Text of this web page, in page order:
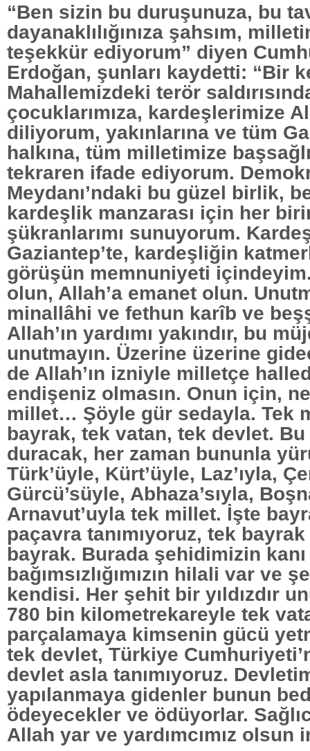
“Ben sizin bu duruşunuza, bu
dayanaklılığınıza şahsım,
teşekkür ediyorum” diyen
Erdoğan, şunları kaydetti: “Bir
Mahallemizdeki terör
çocuklarımıza, kardeşlerimize
diliyorum, yakınlarına ve tüm
halkına, tüm milletimize
tekraren ifade ediyorum.
Meydanı’ndaki bu güzel birlik,
kardeşlik manzarası için her
şükranlarımı sunuyorum.
Gaziantep’te, kardeşliğin
görüşün memnuniyeti
olun, Allah’a emanet olun.
minallâhi ve fethun karîb ve
Allah’ın yardımı yakındır, bu
unutmayın. Üzerine üzerine
de Allah’ın izniyle milletçe
endişeniz olmasın. Onun için,
millet… Şöyle gür sedayla. Tek
bayrak, tek vatan, tek devlet.
duracak, her zaman bununla
Türk’üyle, Kürt’üyle, Laz’ıyla,
Gürcü’süyle, Abhaza’sıyla,
Arnavut’uyla tek millet. İşte
paçavra tanımıyoruz, tek
bayrak. Burada şehidimizin
bağımsızlığımızın hilali var ve
kendisi. Her şehit bir yıldızdır
780 bin kilometrekareyle tek
parçalamaya kimsenin gücü
tek devlet, Türkiye
devlet asla tanımıyoruz.
yapılanmaya gidenler bunun
ödeyecekler ve ödüyorlar.
Allah yar ve yardımcımız olsun